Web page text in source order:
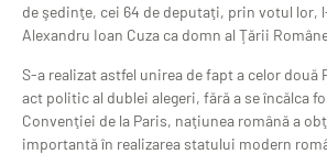
de şedinţe, cei 64 de deputaţi, prin votul lor,
Alexandru Ioan Cuza ca domn al Ţării
S-a realizat astfel unirea de fapt a celor două
act politic al dublei alegeri, fără a se încălca
Convenţiei de la Paris, naţiunea română a
importantă în realizarea statului modern